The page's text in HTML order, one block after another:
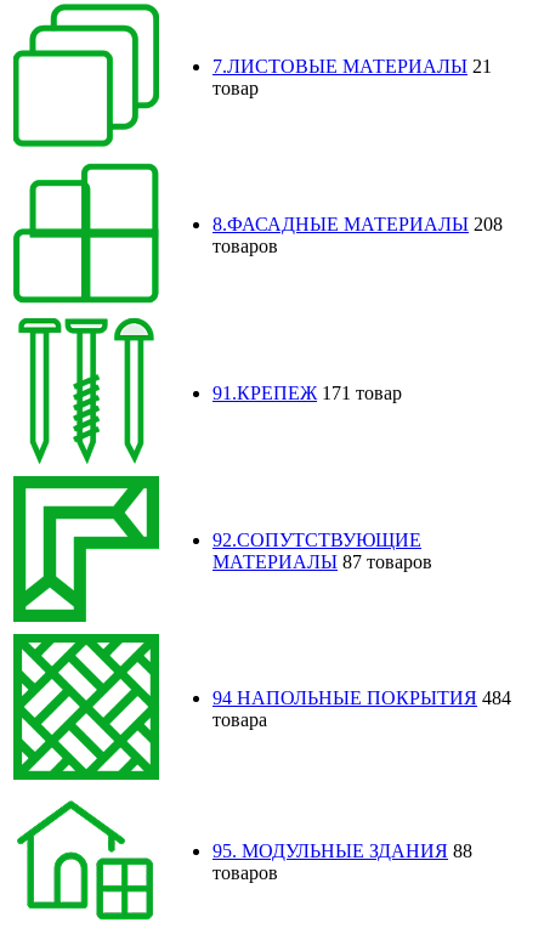
7.ЛИСТОВЫЕ МАТЕРИАЛЫ 21
товар
8.ФАСАДНЫЕ МАТЕРИАЛЫ 208
товаров
91.КРЕПЕЖ 171 товар
92.СОПУТСТВУЮЩИЕ
МАТЕРИАЛЫ 87 товаров
94 НАПОЛЬНЫЕ ПОКРЫТИЯ 484
товара
95. МОДУЛЬНЫЕ ЗДАНИЯ 88
товаров